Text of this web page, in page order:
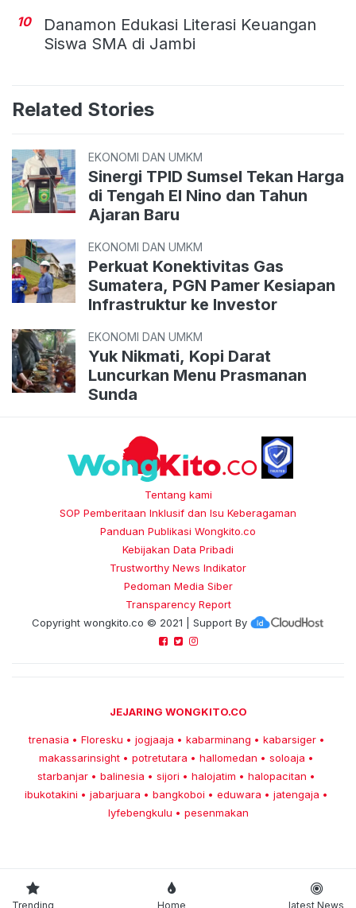
10
Danamon Edukasi Literasi Keuangan
Siswa SMA di Jambi
Related Stories
EKONOMI DAN UMKM
Sinergi TPID Sumsel Tekan Harga
di Tengah El Nino dan Tahun
Ajaran Baru
EKONOMI DAN UMKM
Perkuat Konektivitas Gas
Sumatera, PGN Pamer Kesiapan
Infrastruktur ke Investor
EKONOMI DAN UMKM
Yuk Nikmati, Kopi Darat
Luncurkan Menu Prasmanan
Sunda
Tentang kami
SOP Pemberitaan Inklusif dan Isu Keberagaman
Panduan Publikasi Wongkito.co
Kebijakan Data Pribadi
Trustworthy News Indikator
Pedoman Media Siber
Transparency Report
Copyright wongkito.co © 2021 | Support By
JEJARING WONGKITO.CO
trenasia • Floresku • jogjaaja • kabarminang • kabarsiger •
makassarinsight • potretutara • hallomedan • soloaja •
starbanjar • balinesia • sijori • halojatim • halopacitan •
ibukotakini • jabarjuara • bangkoboi • eduwara • jatengaja •
lyfebengkulu • pesenmakan
Trending Home latest News